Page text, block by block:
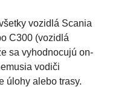
vozidlá Scania
C300 (vozidlá
sa vyhodnocujú on-
vodiči
úlohy alebo trasy.